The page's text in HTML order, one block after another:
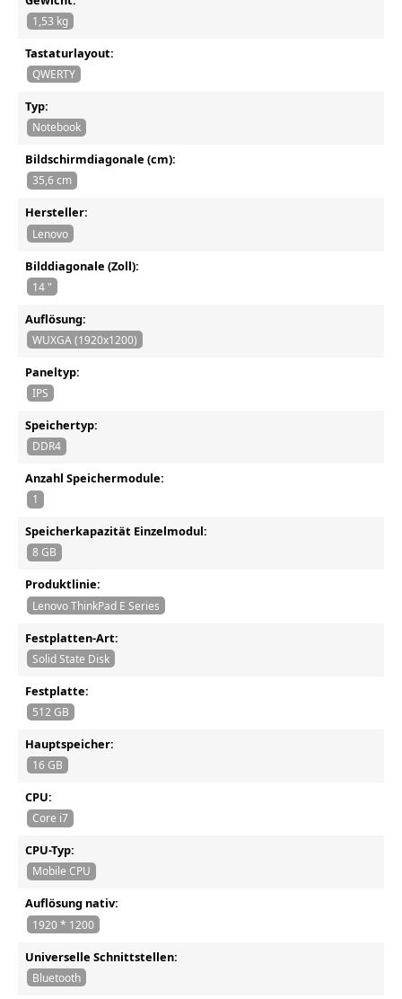
1,53 kg
Tastaturlayout:
QWERTY
Typ:
Notebook
Bildschirmdiagonale (cm):
35,6 cm
Hersteller:
Lenovo
Bilddiagonale (Zoll):
14 "
Auflösung:
WUXGA (1920x1200)
Paneltyp:
IPS
Speichertyp:
DDR4
Anzahl Speichermodule:
1
Speicherkapazität Einzelmodul:
8 GB
Produktlinie:
Lenovo ThinkPad E Series
Festplatten-Art:
Solid State Disk
Festplatte:
512 GB
Hauptspeicher:
16 GB
CPU:
Core i7
CPU-Typ:
Mobile CPU
Auflösung nativ:
1920 * 1200
Universelle Schnittstellen:
Bluetooth